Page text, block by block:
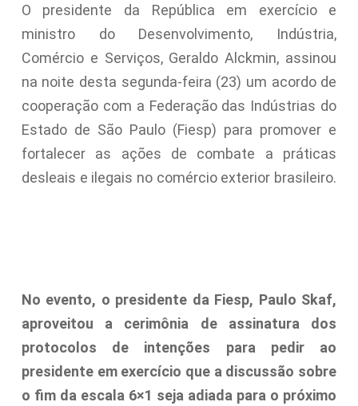
O presidente da República em exercício e
ministro do Desenvolvimento, Indústria,
Comércio e Serviços, Geraldo Alckmin, assinou
na noite desta segunda-feira (23) um acordo de
cooperação com a Federação das Indústrias do
Estado de São Paulo (Fiesp) para promover e
fortalecer as ações de combate a práticas
desleais e ilegais no comércio exterior brasileiro.
No evento, o presidente da Fiesp, Paulo Skaf,
aproveitou a cerimônia de assinatura dos
protocolos de intenções para pedir ao
presidente em exercício que a discussão sobre
o fim da escala 6×1 seja adiada para o próximo